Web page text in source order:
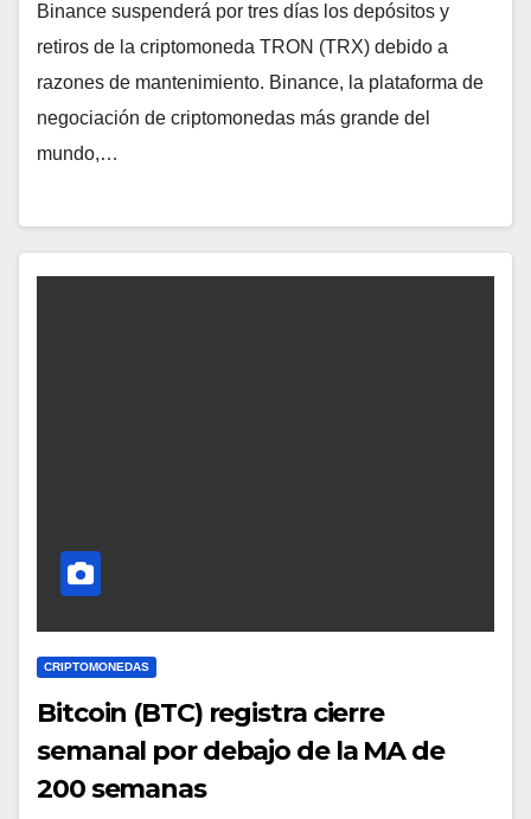
Binance suspenderá por tres días los depósitos y
retiros de la criptomoneda TRON (TRX) debido a
razones de mantenimiento. Binance, la plataforma de
negociación de criptomonedas más grande del
mundo,…
CRIPTOMONEDAS
Bitcoin (BTC) registra cierre
semanal por debajo de la MA de
200 semanas